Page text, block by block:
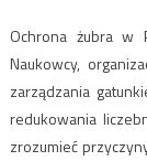
Ochrona żubra w
Naukowcy,
zarządzania
redukowania
zrozumieć